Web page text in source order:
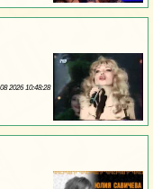
2026 10:48:28